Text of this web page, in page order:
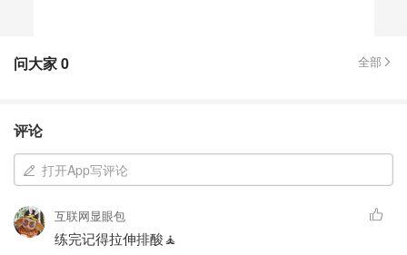
问大家0 全部
评论
打开App写评论
互联网显眼包
练完记得拉伸排酸🧘